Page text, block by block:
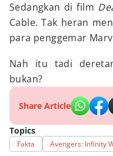
Sedangkan di film
Cable. Tak heran
para penggemar
Nah itu tadi
bukan?
Share Article
Topics
Fakta Avengers: Infinity